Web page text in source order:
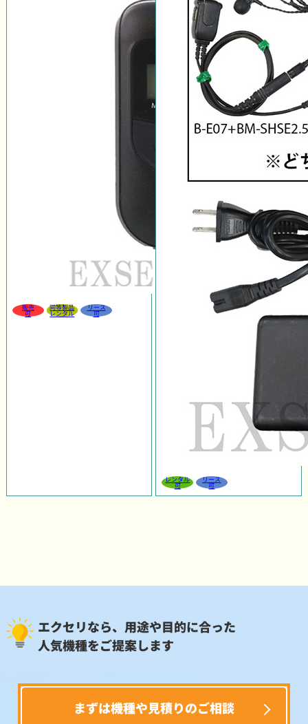
販売
可
同等製品
レンタル
リース
可
レンタル
可
リース
可
エクセリなら、用途や目的に合った
人気機種をご提案します
まずは機種や見積りのご相談